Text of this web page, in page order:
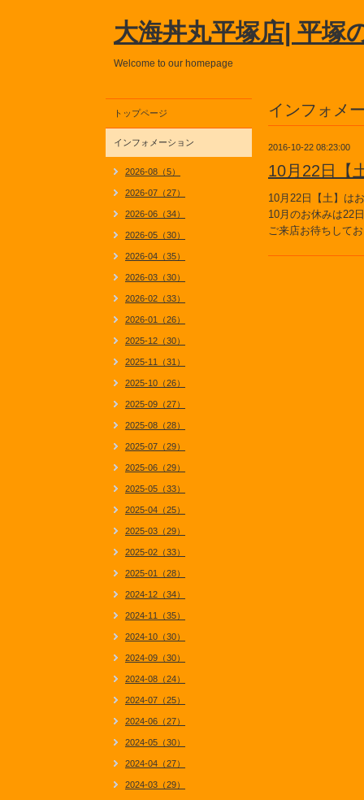
大海丼丸平塚店| 平塚
Welcome to our homepage
インフォメ
2016-10-22 08:23:00
10月22日【
10月22日【土】は
10月のお休みは22
ご来店お待ちして
トップページ
インフォメーション
2026-08（5）
2026-07（27）
2026-06（34）
2026-05（30）
2026-04（35）
2026-03（30）
2026-02（33）
2026-01（26）
2025-12（30）
2025-11（31）
2025-10（26）
2025-09（27）
2025-08（28）
2025-07（29）
2025-06（29）
2025-05（33）
2025-04（25）
2025-03（29）
2025-02（33）
2025-01（28）
2024-12（34）
2024-11（35）
2024-10（30）
2024-09（30）
2024-08（24）
2024-07（25）
2024-06（27）
2024-05（30）
2024-04（27）
2024-03（29）